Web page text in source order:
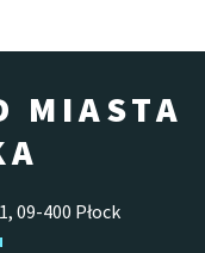
MIASTA
09-400 Płock